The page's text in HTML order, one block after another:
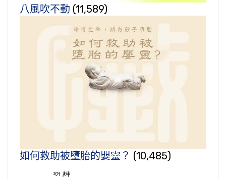
八風吹不動 (11,589)
如何救助被墮胎的嬰靈？ (10,485)